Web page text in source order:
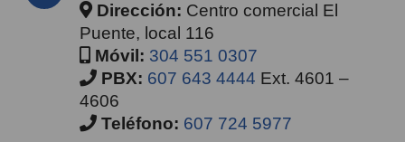
Dirección: Centro comercial El
Puente, local 116
Móvil: 304 551 0307
PBX: 607 643 4444 Ext. 4601 –
4606
Teléfono: 607 724 5977